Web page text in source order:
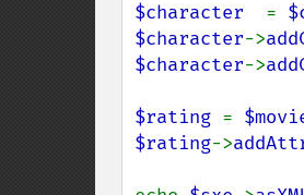
$character =
$character->
$character->
$rating =
$rating->